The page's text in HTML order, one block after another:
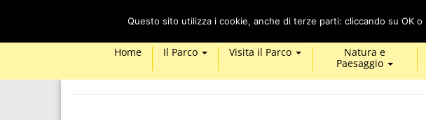
Home Il Parco Visita il Parco
Natura e
Paesaggio
Questo sito utilizza i cookie, anche di terze parti: cliccando su OK